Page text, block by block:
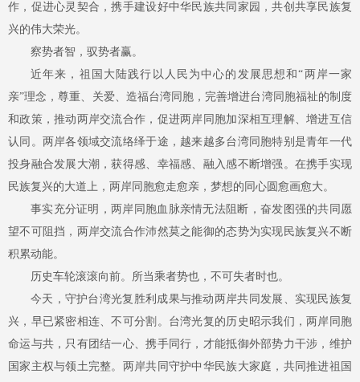
作，促进心灵契合，携手建设好中华民族共同家园，共创共享民族复
兴的伟大荣光。
察势者智，驭势者赢。
近年来，祖国大陆践行以人民为中心的发展思想和“两岸一家
亲”理念，尊重、关爱、造福台湾同胞，完善增进台湾同胞福祉的制度
和政策，推动两岸交流合作，促进两岸同胞加深相互理解、增进互信
认同。两岸各领域交流络绎于途，越来越多台湾同胞特别是青年一代
投身融合发展大潮，获得感、幸福感、融入感不断增强。在携手实现
民族复兴的大道上，两岸同胞愈走愈亲，梦想的同心圆愈画愈大。
事实充分证明，两岸同胞血脉亲情无法阻断，奋发图强的共同愿
望不可阻挡，两岸交流合作沛然莫之能御的态势为实现民族复兴不断
积累动能。
历史车轮滚滚向前。所当乘者势也，不可失者时也。
今天，守护台湾光复胜利成果与推动两岸共同发展、实现民族复
兴，早已紧密相连、不可分割。台湾光复的历史昭示我们，两岸同胞
命运与共，只有团结一心、携手同行，才能抵御外部势力干涉，维护
国家主权与领土完整。两岸共同守护中华民族大家庭，共同推进祖国